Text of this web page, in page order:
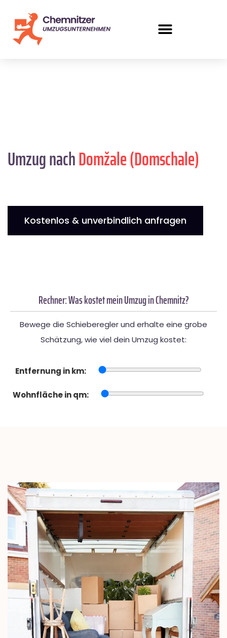
Umzug nachDomžale (Domschale)
Kostenlos & unverbindlich anfragen
Rechner: Was kostet mein Umzug in Chemnitz?
Bewege die Schieberegler und erhalte eine grobe
Schätzung, wie viel dein Umzug kostet:
Entfernung in km:
Wohnfläche in qm: